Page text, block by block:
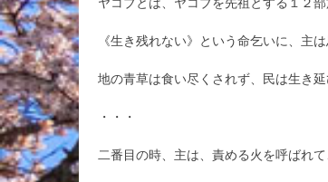
《生き残れない》という命乞いに、主は
地の青草は食い尽くされず、民は生き延
・・・
二番目の時、主は、責める火を呼ばれ